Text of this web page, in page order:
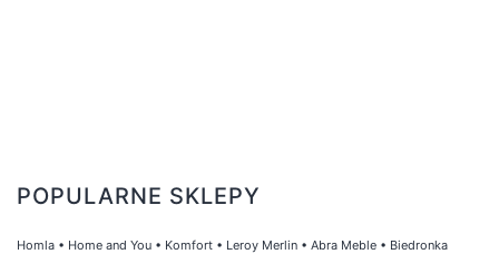
POPULARNE SKLEPY
Homla • Home and You • Komfort • Leroy Merlin • Abra Meble • Biedronka